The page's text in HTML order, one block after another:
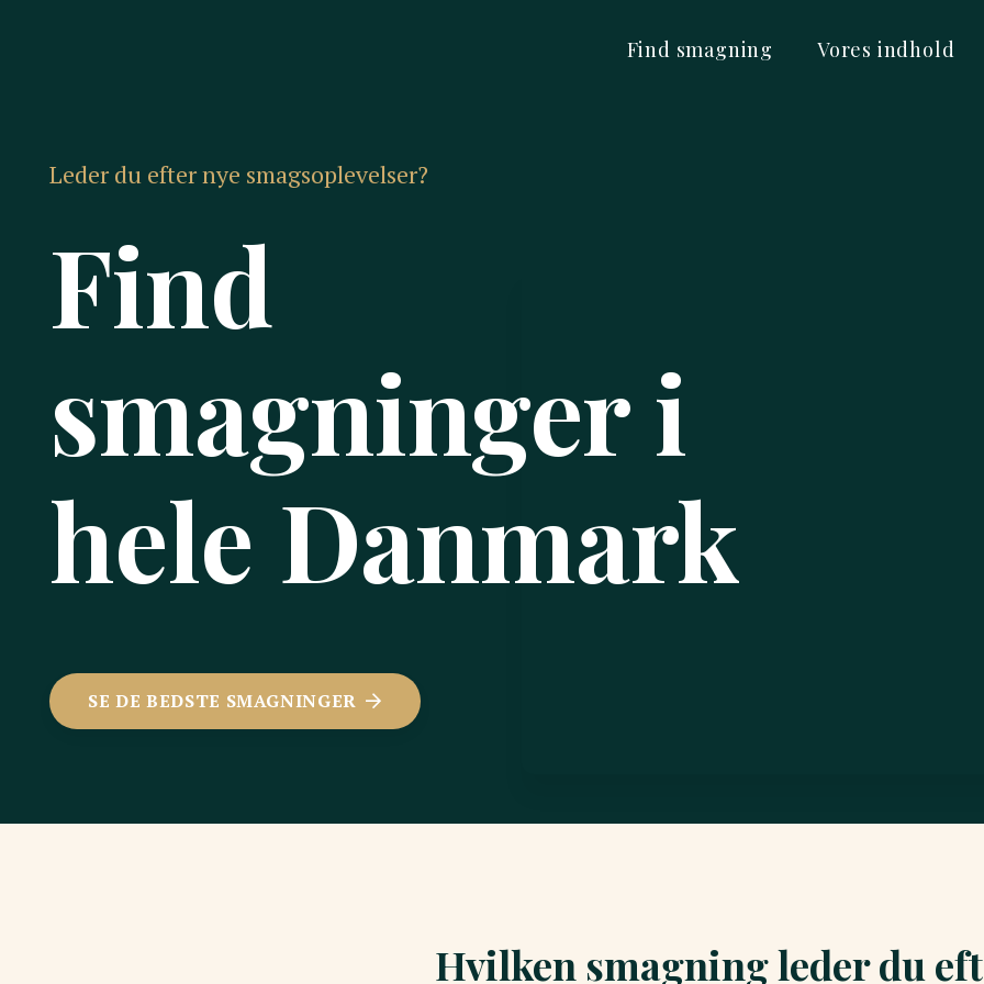
Find smagning Vores indhold
Leder du efter nye smagsoplevelser?
Find
smagninger i
hele Danmark
SE DE BEDSTE SMAGNINGER
Hvilken smagning leder du